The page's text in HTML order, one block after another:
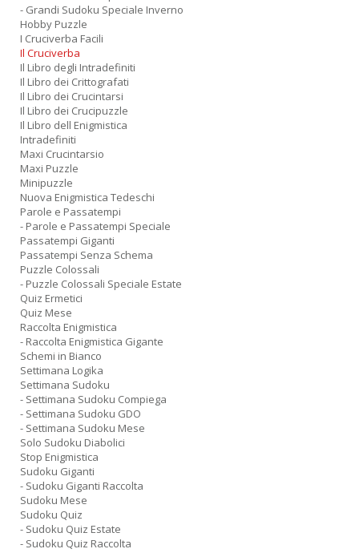
- Grandi Sudoku Speciale Inverno
Hobby Puzzle
I Cruciverba Facili
Il Cruciverba
Il Libro degli Intradefiniti
Il Libro dei Crittografati
Il Libro dei Crucintarsi
Il Libro dei Crucipuzzle
Il Libro dell Enigmistica
Intradefiniti
Maxi Crucintarsio
Maxi Puzzle
Minipuzzle
Nuova Enigmistica Tedeschi
Parole e Passatempi
- Parole e Passatempi Speciale
Passatempi Giganti
Passatempi Senza Schema
Puzzle Colossali
- Puzzle Colossali Speciale Estate
Quiz Ermetici
Quiz Mese
Raccolta Enigmistica
- Raccolta Enigmistica Gigante
Schemi in Bianco
Settimana Logika
Settimana Sudoku
- Settimana Sudoku Compiega
- Settimana Sudoku GDO
- Settimana Sudoku Mese
Solo Sudoku Diabolici
Stop Enigmistica
Sudoku Giganti
- Sudoku Giganti Raccolta
Sudoku Mese
Sudoku Quiz
- Sudoku Quiz Estate
- Sudoku Quiz Raccolta